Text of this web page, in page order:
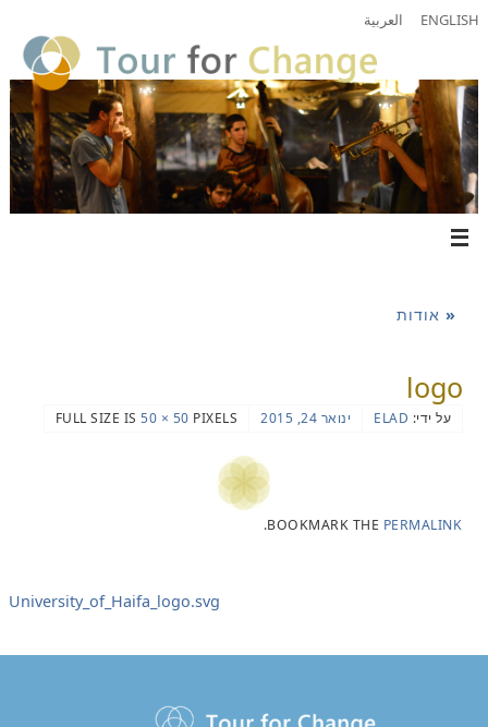
ENGLISH العربية
«אודות
logo
על ידי: ELAD ינואר 24, 2015 FULL SIZE IS 50 × 50 PIXELS
BOOKMARK THE PERMALINK
.
University_of_Haifa_logo.svg